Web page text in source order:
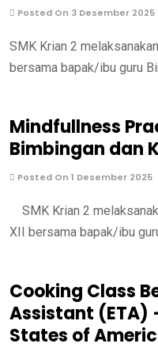
Posted On 3 Desember 2025
SMK Krian 2
bersama bapak/ibu guru
Mindfullness
Bimbingan dan
Posted On 1 Desember 2025
SMK Krian 2
XII bersama bapak/ibu
Cooking Class
Assistant (ETA)
States of